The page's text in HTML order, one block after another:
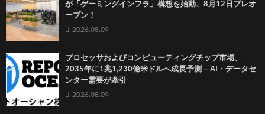
が「ゲーミングインフラ」構想を始動、8月12日プレオ
ープン！
2026.08.09
プロセッサおよびコンピューティングチップ市場、
2035年に1兆1,230億米ドルへ成長予測 – AI・データセ
ンター需要が牽引
2026.08.09